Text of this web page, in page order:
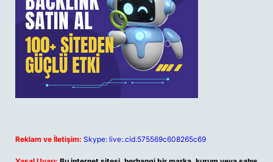
Reklam ve İletişim: Skype: live:.cid.575569c608265c69